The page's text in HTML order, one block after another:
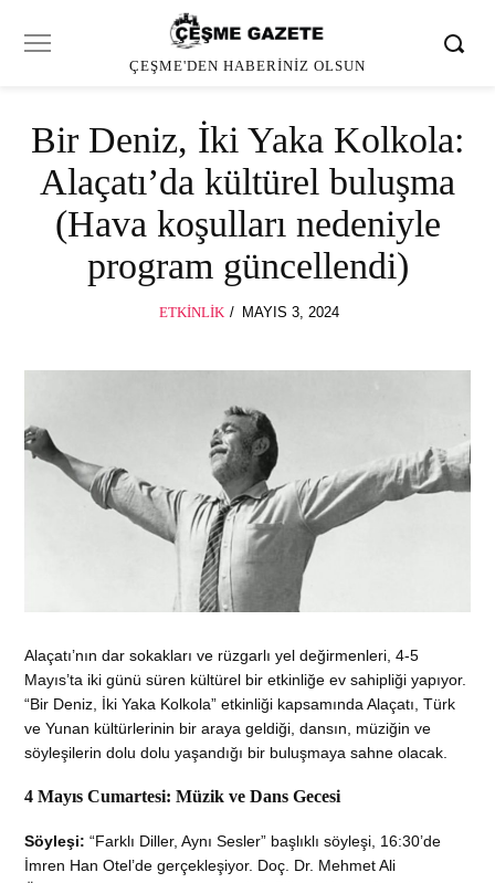
ÇEŞME'DEN HABERINIZ OLSUN
Bir Deniz, İki Yaka Kolkola:
Alaçatı’da kültürel buluşma
(Hava koşulları nedeniyle
program güncellendi)
ETKINLIK
POSTED
MAYIS 3, 2024MAYIS
Alaçatı’nın dar sokakları ve rüzgarlı yel değirmenleri, 4-5
Mayıs’ta iki günü süren kültürel bir etkinliğe ev sahipliği yapıyor.
“Bir Deniz, İki Yaka Kolkola” etkinliği kapsamında Alaçatı, Türk
ve Yunan kültürlerinin bir araya geldiği, dansın, müziğin ve
söyleşilerin dolu dolu yaşandığı bir buluşmaya sahne olacak.
4 Mayıs Cumartesi: Müzik ve Dans Gecesi
Söyleşi: “Farklı Diller, Aynı Sesler” başlıklı söyleşi, 16:30’de
İmren Han Otel’de gerçekleşiyor. Doç. Dr. Mehmet Ali